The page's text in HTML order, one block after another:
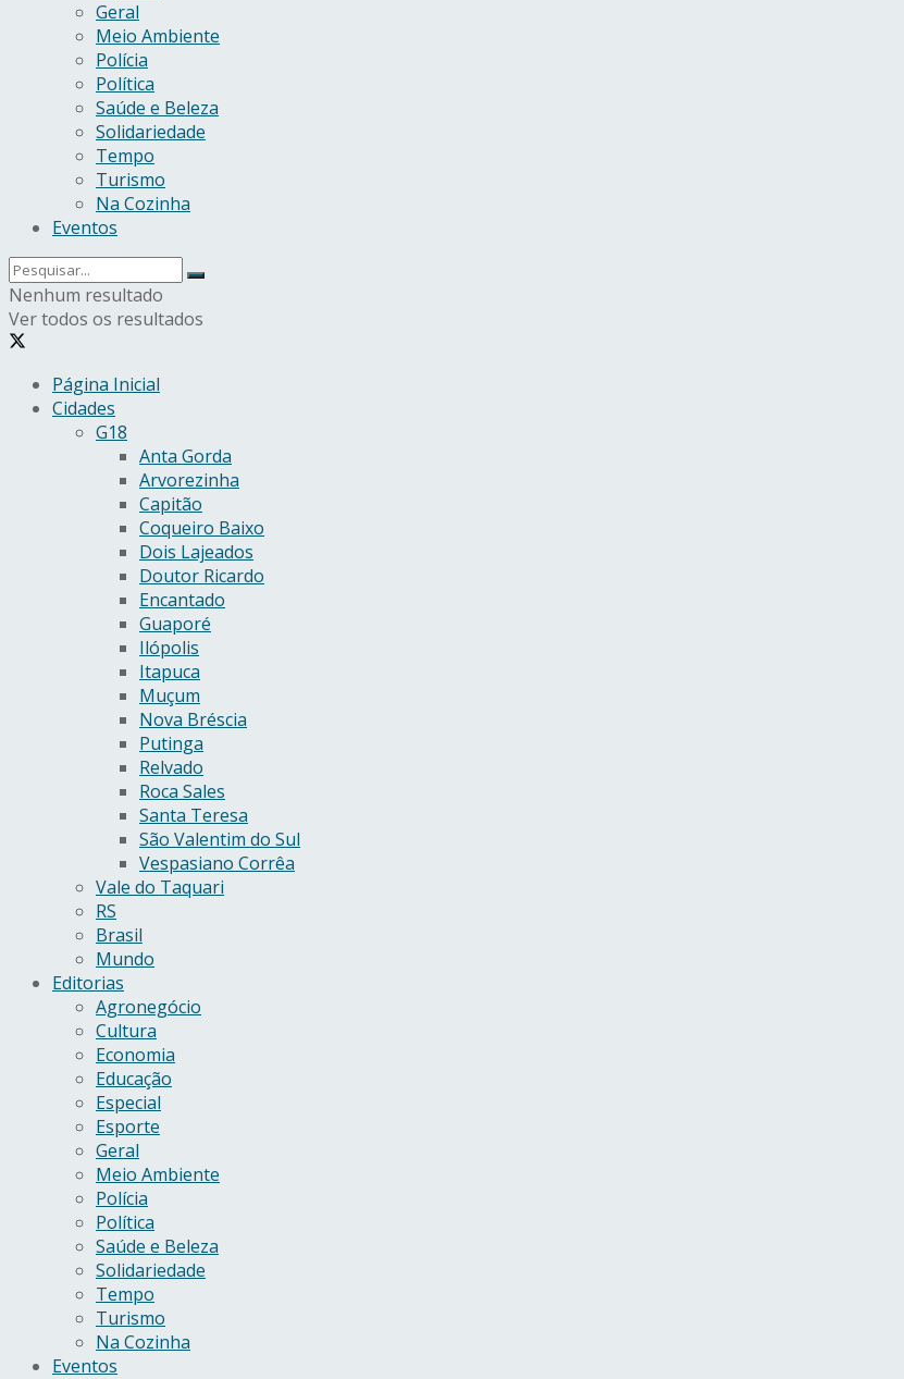
Geral
Meio Ambiente
Polícia
Política
Saúde e Beleza
Solidariedade
Tempo
Turismo
Na Cozinha
Eventos
Nenhum resultado
Ver todos os resultados
Página Inicial
Cidades
G18
Anta Gorda
Arvorezinha
Capitão
Coqueiro Baixo
Dois Lajeados
Doutor Ricardo
Encantado
Guaporé
Ilópolis
Itapuca
Muçum
Nova Bréscia
Putinga
Relvado
Roca Sales
Santa Teresa
São Valentim do Sul
Vespasiano Corrêa
Vale do Taquari
RS
Brasil
Mundo
Editorias
Agronegócio
Cultura
Economia
Educação
Especial
Esporte
Geral
Meio Ambiente
Polícia
Política
Saúde e Beleza
Solidariedade
Tempo
Turismo
Na Cozinha
Eventos